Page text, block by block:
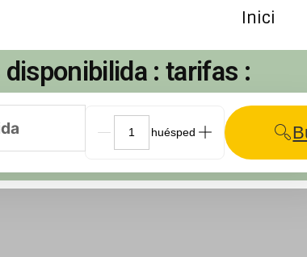
Inici
disponibilida : tarifas :
G_People